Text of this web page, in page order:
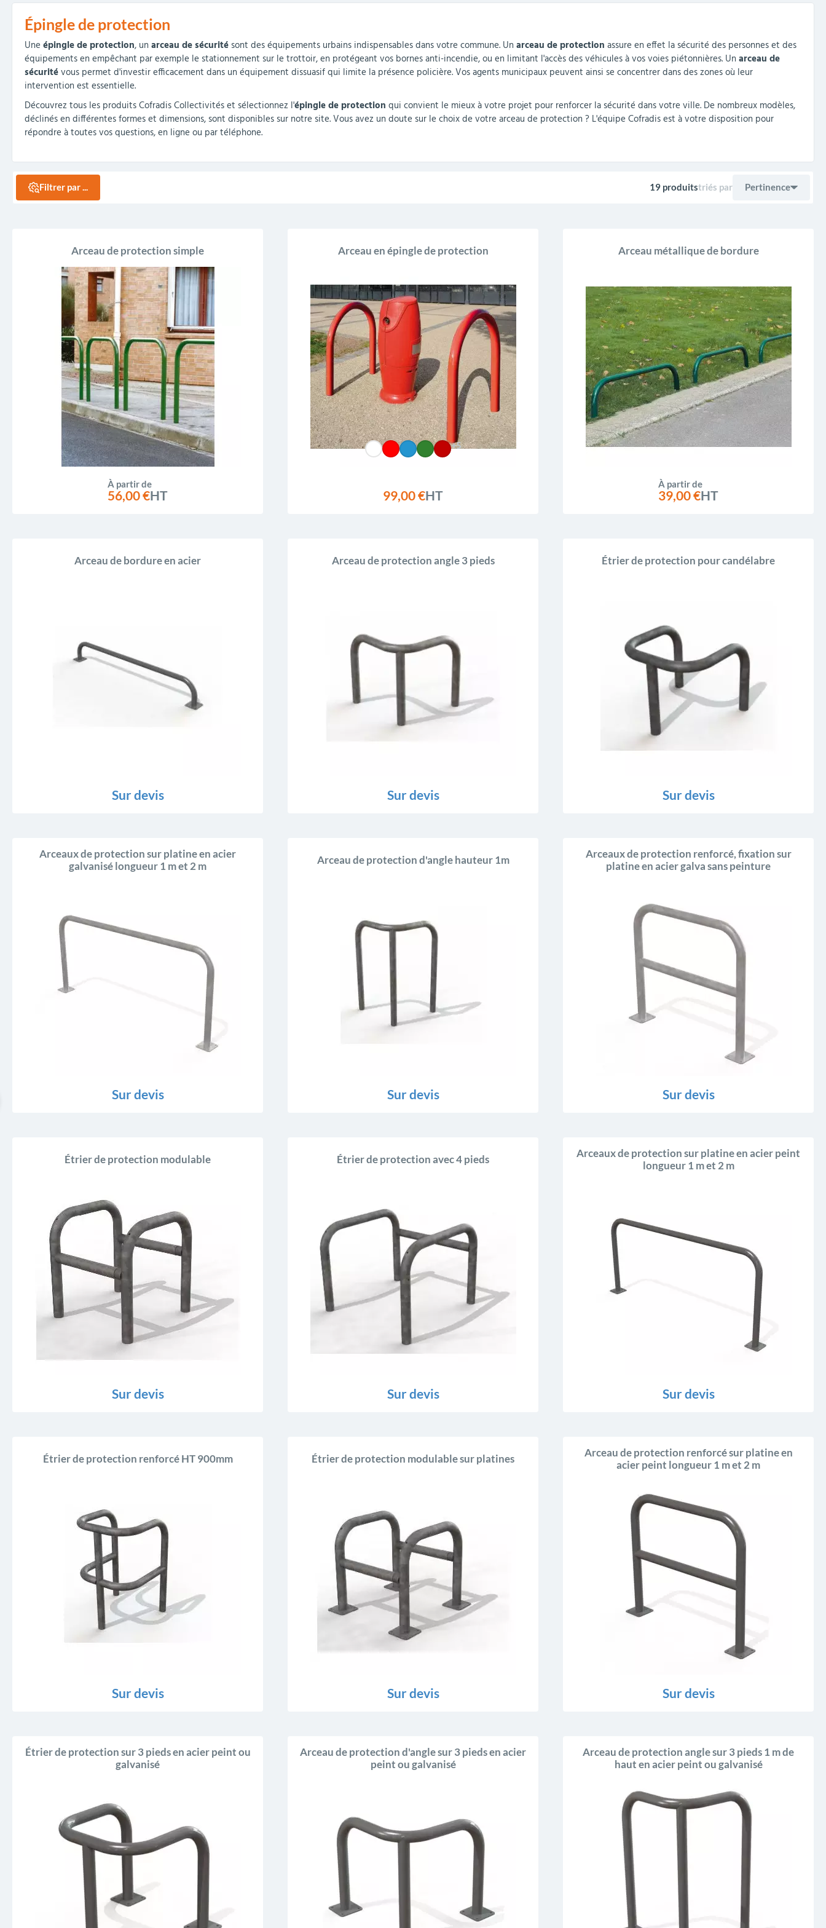
Embellissement et
fleurissement urbain
Barrières de ville
parking
Clous podotactiles et
rampes d'accès
Séparateurs de voies et
balises routières
Industries
Vestiaires
Armoires et rangements Mobilier scolaire extérieur
maternelle
Tables de cantine
Poteaux de guidage
collectivités
Structures aires de jeux
Épingle de protection
Une épingle de protection, un arceau de sécurité sont des équipements urbains indispensables dans votre commune. Un arceau de protection assure en effet la sécurité des personnes et des
équipements en empêchant par exemple le stationnement sur le trottoir, en protégeant vos bornes anti-incendie, ou en limitant l'accès des véhicules à vos voies piétonnières. Un arceau de
sécuritévous permet d'investir efficacement dans un équipement dissuasif qui limite la présence policière. Vos agents municipaux peuvent ainsi se concentrer dans des zones où leur
intervention est essentielle.
Découvrez tous les produits Cofradis Collectivités et sélectionnez l'épingle de protection qui convient le mieux à votre projet pour renforcer la sécurité dans votre ville. De nombreux modèles,
déclinés en différentes formes et dimensions, sont disponibles sur notre site. Vous avez un doute sur le choix de votre arceau de protection ? L'équipe Cofradis est à votre disposition pour
répondre à toutes vos questions, en ligne ou par téléphone.
Filtrer par ... 19 produitstriés par Pertinence
Nom, A à Z
Prix, croissant
Prix, décroissant
Reference, A to Z
Reference, Z to A
Arceau de protection simple
À partir de
56,00 €HT
Arceau en épingle de protection
+5
99,00 €HT
Arceau métallique de bordure
À partir de
39,00 €HT
Arceau de bordure en acier
Sur devis
Arceau de protection angle 3 pieds
Sur devis
Étrier de protection pour candélabre
Sur devis
Arceaux de protection sur platine en acier
galvanisé longueur 1 m et 2 m
Sur devis
Arceau de protection d'angle hauteur 1m
Sur devis
Arceaux de protection renforcé, fixation sur
platine en acier galva sans peinture
Sur devis
Étrier de protection modulable
Sur devis
Étrier de protection avec 4 pieds
Sur devis
Arceaux de protection sur platine en acier peint
longueur 1 m et 2 m
Sur devis
Étrier de protection renforcé HT 900mm
Sur devis
Étrier de protection modulable sur platines
Sur devis
Arceau de protection renforcé sur platine en
acier peint longueur 1 m et 2 m
Sur devis
Étrier de protection sur 3 pieds en acier peint ou
galvanisé
Arceau de protection d'angle sur 3 pieds en acier
peint ou galvanisé
Arceau de protection angle sur 3 pieds 1 m de
haut en acier peint ou galvanisé